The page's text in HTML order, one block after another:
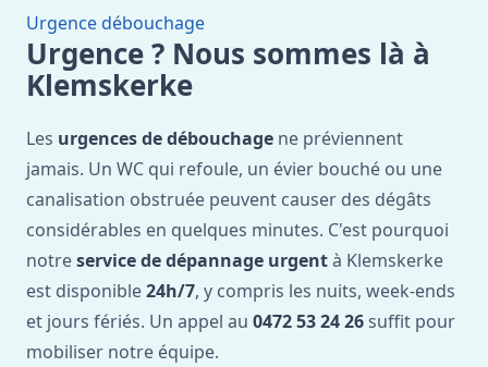
Urgence débouchage
Urgence ? Nous sommes là à
Klemskerke
Les urgences de débouchage ne préviennent
jamais. Un WC qui refoule, un évier bouché ou une
canalisation obstruée peuvent causer des dégâts
considérables en quelques minutes. C'est pourquoi
notreservice de dépannage urgentà Klemskerke
est disponible24h/7, y compris les nuits, week-ends
et jours fériés. Un appel au 0472 53 24 26 suffit pour
mobiliser notre équipe.